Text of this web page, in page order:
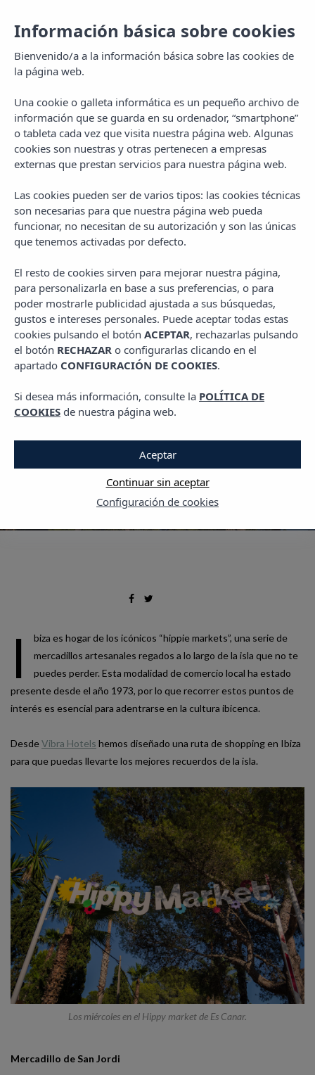
MENU
LIVING VIBRA ,PLANES EN IBIZA TRAVEL
Descubre los famosos
“Ibiza Hippie Markets”
26 JULIO, 2024
I
biza es hogar de los icónicos “hippie markets”, una serie de
mercadillos artesanales regados a lo largo de la isla que no te
puedes perder. Esta modalidad de comercio local ha estado
presente desde el año 1973, por lo que recorrer estos puntos de
interés es esencial para adentrarse en la cultura ibicenca.
DesdeVibra Hotels hemos diseñado una ruta de shopping en Ibiza
para que puedas llevarte los mejores recuerdos de la isla.
Los miércoles en el Hippy market de Es Canar.
Mercadillo de San Jordi
Información básica sobre cookies
Bienvenido/a a la información básica sobre las cookies de
la página web.
Una cookie o galleta informática es un pequeño archivo de
información que se guarda en su ordenador, “smartphone”
o tableta cada vez que visita nuestra página web. Algunas
cookies son nuestras y otras pertenecen a empresas
externas que prestan servicios para nuestra página web.
Las cookies pueden ser de varios tipos: las cookies técnicas
son necesarias para que nuestra página web pueda
funcionar, no necesitan de su autorización y son las únicas
que tenemos activadas por defecto.
El resto de cookies sirven para mejorar nuestra página,
para personalizarla en base a sus preferencias, o para
poder mostrarle publicidad ajustada a sus búsquedas,
gustos e intereses personales. Puede aceptar todas estas
cookies pulsando el botón ACEPTAR, rechazarlas pulsando
el botón RECHAZAR o configurarlas clicando en el
apartado CONFIGURACIÓN DE COOKIES.
Si desea más información, consulte la POLÍTICA DE
COOKIES de nuestra página web.
Configuración de cookies
Continuar sin aceptar
Aceptar